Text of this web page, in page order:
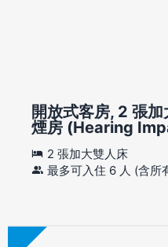
開放式客房, 2 張
煙房 (Hearing
2 張加大雙人床
最多可入住 6 人 (含所